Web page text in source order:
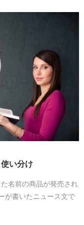
い分け
名前の商品が発売され
が書いたニュース文で